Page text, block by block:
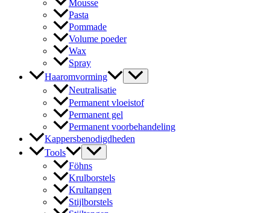
Mousse
Pasta
Pommade
Volume poeder
Wax
Spray
Haaromvorming
Neutralisatie
Permanent vloeistof
Permanent gel
Permanent voorbehandeling
Kappersbenodigdheden
Tools
Föhns
Krulborstels
Krultangen
Stijlborstels